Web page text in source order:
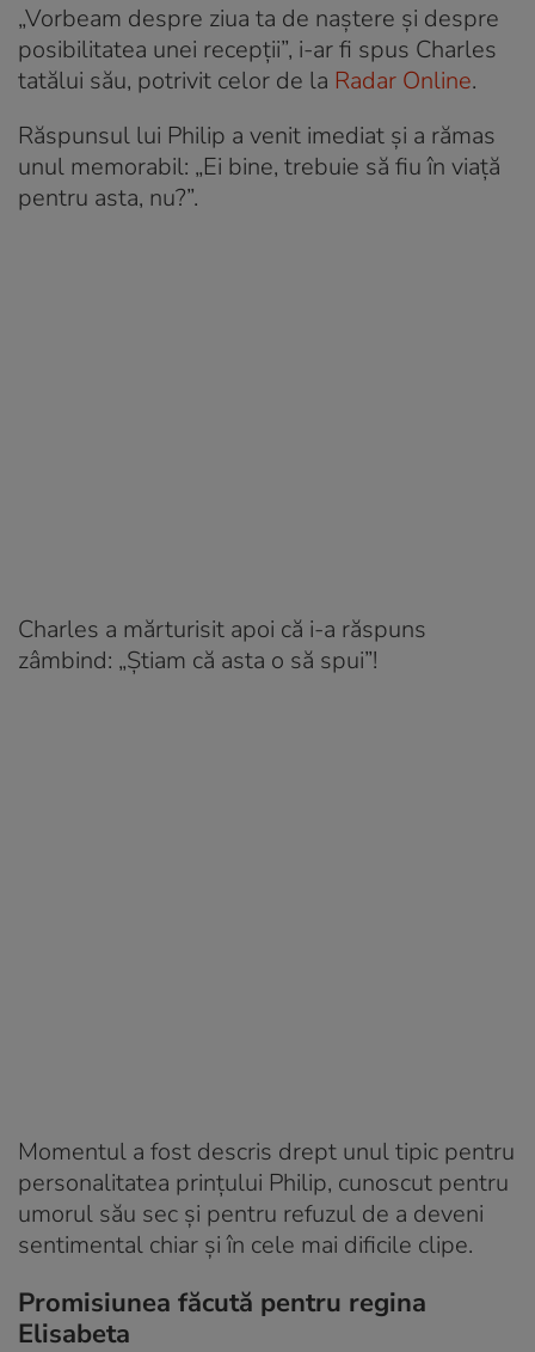
„Vorbeam despre ziua ta de naștere și despre
posibilitatea unei recepții”, i-ar fi spus Charles
tatălui său, potrivit celor de la Radar Online.
Răspunsul lui Philip a venit imediat și a rămas
unul memorabil: „Ei bine, trebuie să fiu în viață
pentru asta, nu?”.
Charles a mărturisit apoi că i-a răspuns
zâmbind: „Știam că asta o să spui”!
Momentul a fost descris drept unul tipic pentru
personalitatea prințului Philip, cunoscut pentru
umorul său sec și pentru refuzul de a deveni
sentimental chiar și în cele mai dificile clipe.
Promisiunea făcută pentru regina
Elisabeta